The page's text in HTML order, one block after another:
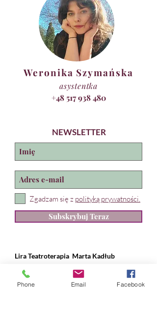
Weronika Szymańska
asystentka
+48 517 938 480
NEWSLETTER
Zgadzam się z polityką prywatności.
Subskrybuj Teraz
Lira Teatroterapia Marta Kadłub
ul. Władysława IV 28, Gdynia
Phone Email Facebook